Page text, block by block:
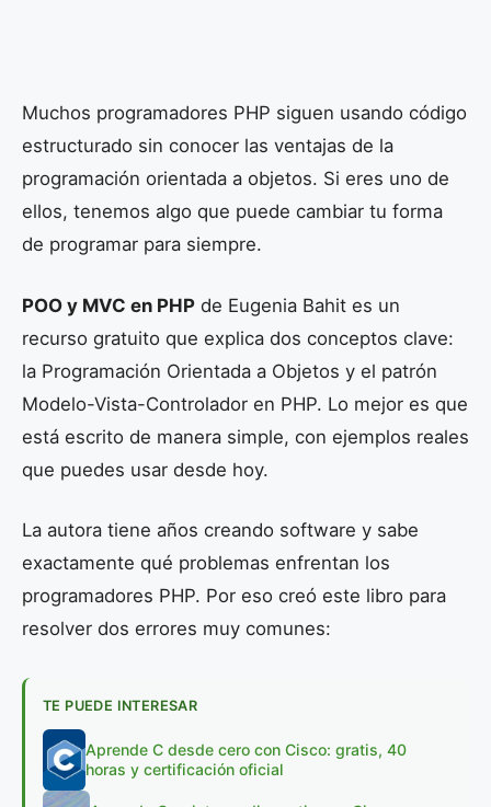
Muchos programadores PHP siguen usando código
estructurado sin conocer las ventajas de la
programación orientada a objetos. Si eres uno de
ellos, tenemos algo que puede cambiar tu forma
de programar para siempre.
POO y MVC en PHP de Eugenia Bahit es un
recurso gratuito que explica dos conceptos clave:
la Programación Orientada a Objetos y el patrón
Modelo-Vista-Controlador en PHP. Lo mejor es que
está escrito de manera simple, con ejemplos reales
que puedes usar desde hoy.
La autora tiene años creando software y sabe
exactamente qué problemas enfrentan los
programadores PHP. Por eso creó este libro para
resolver dos errores muy comunes:
TE PUEDE INTERESAR
Aprende C desde cero con Cisco: gratis, 40
horas y certificación oficial